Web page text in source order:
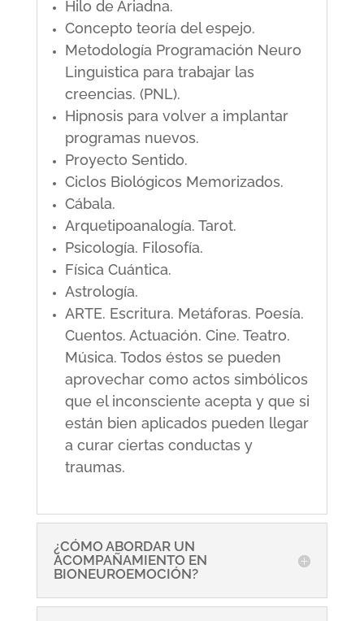
Hilo de Ariadna.
Concepto teoría del espejo.
Metodología Programación Neuro
Linguistica para trabajar las
creencias. (PNL).
Hipnosis para volver a implantar
programas nuevos.
Proyecto Sentido.
Ciclos Biológicos Memorizados.
Cábala.
Arquetipoanalogía. Tarot.
Psicología. Filosofía.
Física Cuántica.
Astrología.
ARTE. Escritura. Metáforas. Poesía.
Cuentos. Actuación. Cine. Teatro.
Música. Todos éstos se pueden
aprovechar como actos simbólicos
que el inconsciente acepta y que si
están bien aplicados pueden llegar
a curar ciertas conductas y
traumas.
¿CÓMO ABORDAR UN
ACOMPAÑAMIENTO EN
BIONEUROEMOCIÓN?